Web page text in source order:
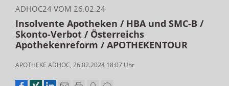
ADHOC24 VOM 26.02.24
Insolvente Apotheken / HBA und SMC-B /
Skonto-Verbot / Österreichs
Apothekenreform / APOTHEKENTOUR
APOTHEKE ADHOC, 26.02.2024 18:07 Uhr